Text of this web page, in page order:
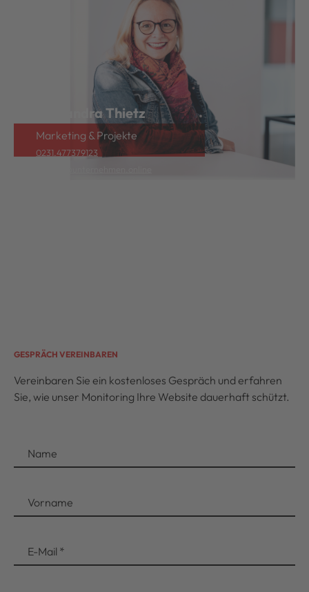
Alexandra Thietz
Marketing & Projekte
0231.477379123
GESPRÄCH VEREINBAREN
Vereinbaren Sie ein kostenloses Gespräch und erfahren
Sie, wie unser Monitoring Ihre Website dauerhaft schützt.
Name
Vorname
E-Mail *